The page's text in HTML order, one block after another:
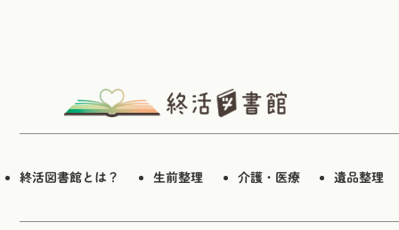
終活図書館とは？ 生前整理 介護・医療 遺品整理